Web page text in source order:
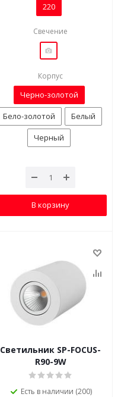
220
Свечение
Корпус
Черно-золотой
Бело-золотой
Белый
Черный
В корзину
Светильник SP-FOCUS-
R90-9W
Есть в наличии (200)